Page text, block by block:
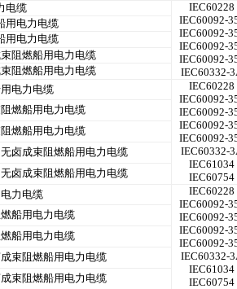
电缆
IEC60228
IEC60092-
IEC60092-
IEC60092-
IEC60092-
IEC60332-
用电力电缆
用电力电缆
阻燃船用电力电缆
阻燃船用电力电缆
电力电缆
IEC60228
IEC60092-
IEC60092-
IEC60092-
IEC60092-
IEC60332-
IEC61034
IEC60754
燃船用电力电缆
燃船用电力电缆
卤成束阻燃船用电力电缆
卤成束阻燃船用电力电缆
力电缆
IEC60228
IEC60092-
IEC60092-
IEC60092-
IEC60092-
IEC60332-
IEC61034
IEC60754
船用电力电缆
船用电力电缆
束阻燃船用电力电缆
束阻燃船用电力电缆